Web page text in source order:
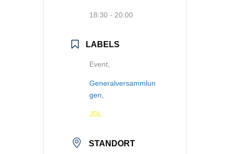
18:30 - 20:00
LABELS
Event,
Generalversammlun
gen,
JDL
STANDORT